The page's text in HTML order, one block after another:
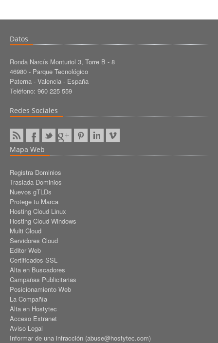
Datos
Ronda Narcís Monturiol 3, Torre B - 8
46980 - Parque Tecnológico
Paterna - Valencia - España
Teléfono: 960 225 559
Redes Sociales
Mapa Web
Registra Dominios
Traslada Dominios
Nuevos gTLDs
Protege tu Marca
Hosting Cloud Linux
Hosting Cloud Windows
Multi Cloud
Servidores Cloud
Editor Web
Certificados SSL
Alta en Buscadores
Campañas Publicitarias
Posicionamiento Web
La Compañía
Alta en Hostytec
Acceso Extranet
Aviso Legal
Informar de una infracción (abuse@hostytec.com)